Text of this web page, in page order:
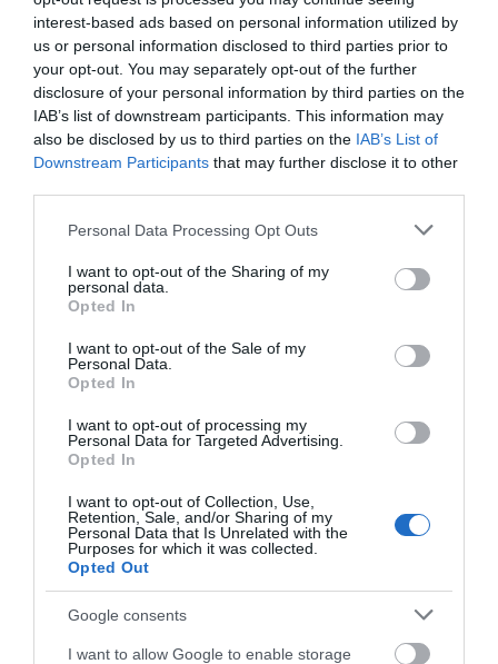
interest-based ads based on personal information utilized by
us or personal information disclosed to third parties prior to
your opt-out. You may separately opt-out of the further
disclosure of your personal information by third parties on the
IAB’s list of downstream participants. This information may
also be disclosed by us to third parties on the IAB’s List of
Downstream Participants that may further disclose it to other
Please note that this website/app uses one or more Google
not limited to your visit or usage behaviour. You may click to
grant or deny consent to Google and its third-party tags to
use your data for below specified purposes in below Google
consent section.
Personal Data Processing Opt Outs
I want to opt-out of the Sharing of my
personal data.
Opted In
I want to opt-out of the Sale of my
Personal Data.
Opted In
I want to opt-out of processing my
Personal Data for Targeted Advertising.
Opted In
I want to opt-out of Collection, Use,
Retention, Sale, and/or Sharing of my
Personal Data that Is Unrelated with the
Purposes for which it was collected.
Opted Out
Google consents
I want to allow Google to enable storage
ΦΕΣΤΙΒΑΛ ΑΝΔΡΟΥ: Ένα
βαθυστόχαστο έργο του
Μπέκετ
07/08/2026
ΤΟ ΜΕΓΑΛΥΤΕΡΟ
07/08/2026
Μια επίκαιρη ανάλυση για
το λιμάνι της Ραφήνας…